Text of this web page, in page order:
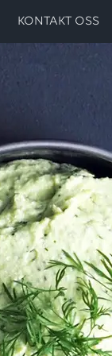
KONTAKT OSS